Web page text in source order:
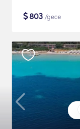
$803 /gece